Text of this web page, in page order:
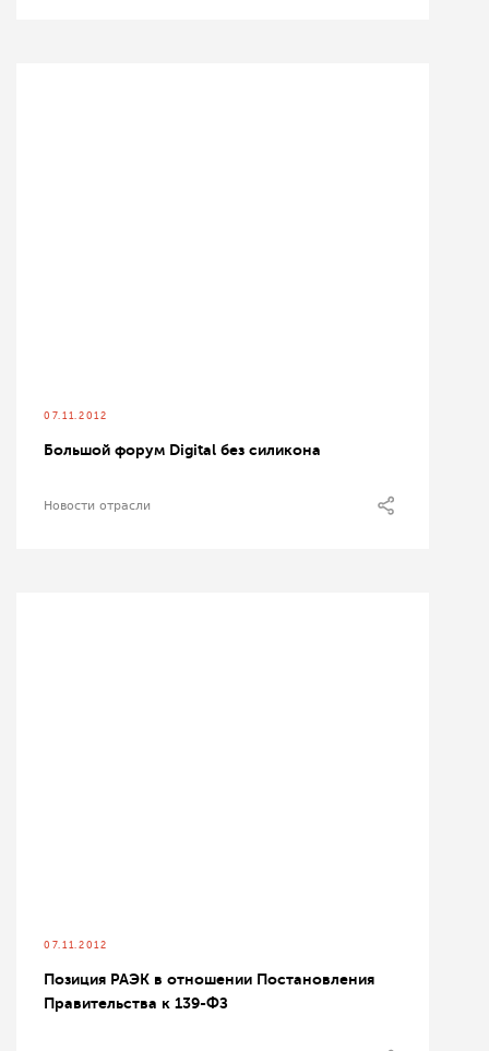
07.11.2012
Большой форум Digital без силикона
Новости отрасли
07.11.2012
Позиция РАЭК в отношении Постановления
Правительства к 139-ФЗ